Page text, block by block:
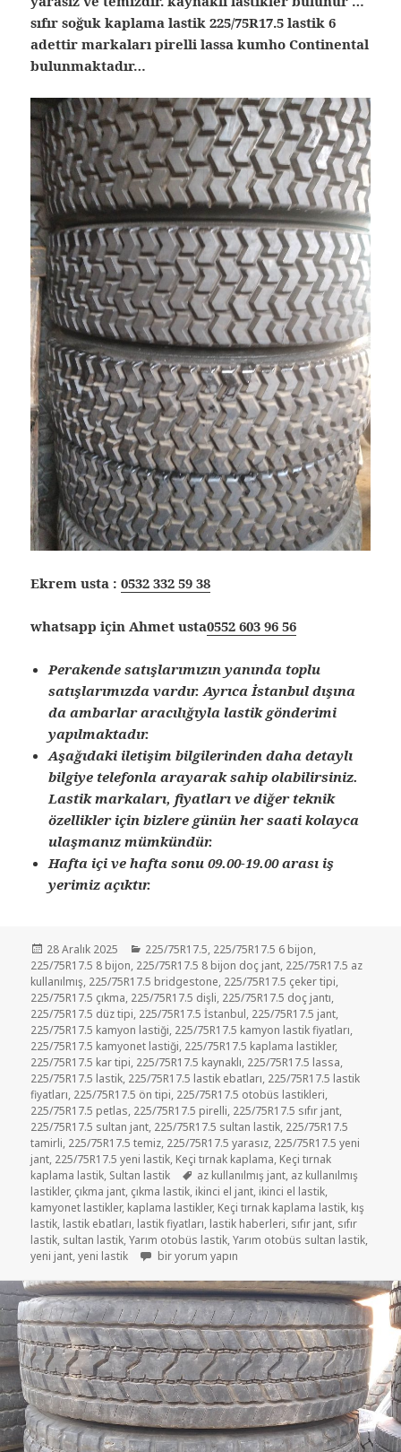
sıfır soğuk kaplama lastik 225/75R17.5 lastik 6
adettir markaları pirelli lassa kumho Continental
bulunmaktadır…
Ekrem usta :0532 332 59 38
whatsapp için Ahmet usta0552 603 96 56
Perakende satışlarımızın yanında toplu
satışlarımızda vardır. Ayrıca İstanbul dışına
da ambarlar aracılığıyla lastik gönderimi
yapılmaktadır.
Aşağıdaki iletişim bilgilerinden daha detaylı
bilgiye telefonla arayarak sahip olabilirsiniz.
Lastik markaları, fiyatları ve diğer teknik
özellikler için bizlere günün her saati kolayca
ulaşmanız mümkündür.
Hafta içi ve hafta sonu 09.00-19.00 arası iş
yerimiz açıktır.
Yayın
tarihi
28 Aralık 2025 Kategoriler
225/75R17.5, 225/75R17.5 6 bijon,
225/75R17.5 8 bijon, 225/75R17.5 8 bijon doç jant, 225/75R17.5 az
kullanılmış, 225/75R17.5 bridgestone, 225/75R17.5 çeker tipi,
225/75R17.5 çıkma, 225/75R17.5 dişli, 225/75R17.5 doç jantı,
225/75R17.5 düz tipi, 225/75R17.5 İstanbul, 225/75R17.5 jant,
225/75R17.5 kamyon lastiği, 225/75R17.5 kamyon lastik fiyatları,
225/75R17.5 kamyonet lastiği, 225/75R17.5 kaplama lastikler,
225/75R17.5 kar tipi, 225/75R17.5 kaynaklı, 225/75R17.5 lassa,
225/75R17.5 lastik, 225/75R17.5 lastik ebatları, 225/75R17.5 lastik
fiyatları, 225/75R17.5 ön tipi, 225/75R17.5 otobüs lastikleri,
225/75R17.5 petlas, 225/75R17.5 pirelli, 225/75R17.5 sıfır jant,
225/75R17.5 sultan jant, 225/75R17.5 sultan lastik, 225/75R17.5
tamirli, 225/75R17.5 temiz, 225/75R17.5 yarasız, 225/75R17.5 yeni
jant, 225/75R17.5 yeni lastik, Keçi tırnak kaplama, Keçi tırnak
kaplama lastik, Sultan lastik Etiketler
az kullanılmış jant, az kullanılmış
lastikler, çıkma jant, çıkma lastik, ikinci el jant, ikinci el lastik,
kamyonet lastikler, kaplama lastikler, Keçi tırnak kaplama lastik, kış
lastik, lastik ebatları, lastik fiyatları, lastik haberleri, sıfır jant, sıfır
lastik, sultan lastik,Yarım otobüs lastik,Yarım otobüs sultan lastik,
yeni jant,yeni lastik SIFIR YENİ KAPLAMA 225-75R17.5 için
bir yorum yapın